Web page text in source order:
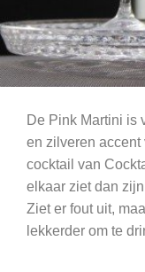
De Pink Martini is
en zilveren
cocktail van
elkaar ziet dan
Ziet er fout uit,
lekkerder om te